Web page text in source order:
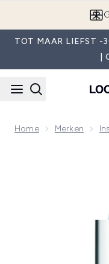
TOT MAAR LIEFST -
|
Home Merken